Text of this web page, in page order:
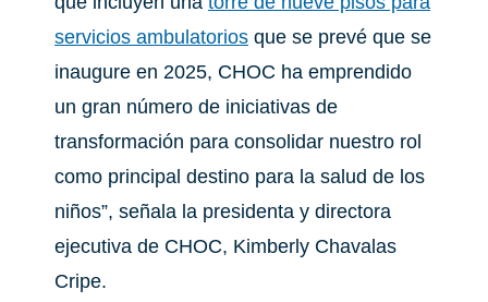
servicios ambulatorios que se prevé que se
inaugure en 2025, CHOC ha emprendido
un gran número de iniciativas de
transformación para consolidar nuestro rol
como principal destino para la salud de los
niños”, señala la presidenta y directora
ejecutiva de CHOC, Kimberly Chavalas
Cripe.